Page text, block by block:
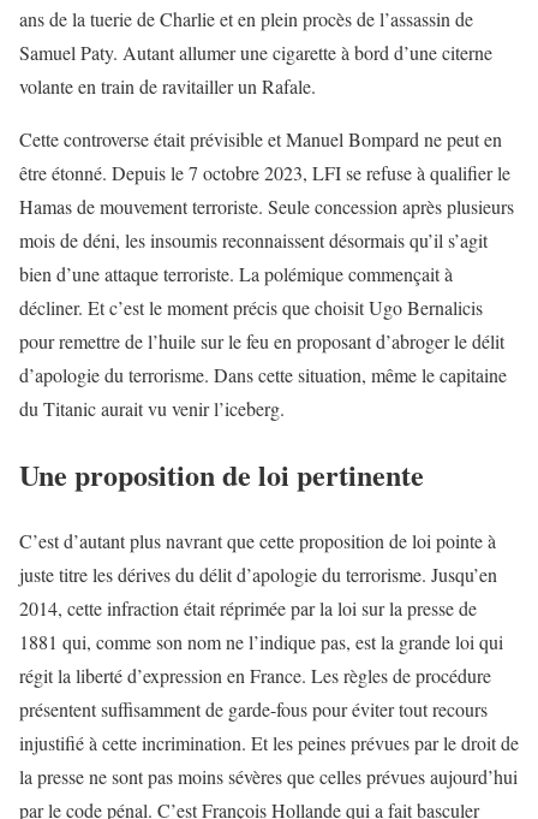
ans de la tuerie de Charlie et en plein procès de l’assassin de
Samuel Paty. Autant allumer une cigarette à bord d’une citerne
volante en train de ravitailler un Rafale.
Cette controverse était prévisible et Manuel Bompard ne peut en
être étonné. Depuis le 7 octobre 2023, LFI se refuse à qualifier le
Hamas de mouvement terroriste. Seule concession après plusieurs
mois de déni, les insoumis reconnaissent désormais qu’il s’agit
bien d’une attaque terroriste. La polémique commençait à
décliner. Et c’est le moment précis que choisit Ugo Bernalicis
pour remettre de l’huile sur le feu en proposant d’abroger le délit
d’apologie du terrorisme. Dans cette situation, même le capitaine
du Titanic aurait vu venir l’iceberg.
Une proposition de loi pertinente
C’est d’autant plus navrant que cette proposition de loi pointe à
juste titre les dérives du délit d’apologie du terrorisme. Jusqu’en
2014, cette infraction était réprimée par la loi sur la presse de
1881 qui, comme son nom ne l’indique pas, est la grande loi qui
régit la liberté d’expression en France. Les règles de procédure
présentent suffisamment de garde-fous pour éviter tout recours
injustifié à cette incrimination. Et les peines prévues par le droit de
la presse ne sont pas moins sévères que celles prévues aujourd’hui
par le code pénal. C’est François Hollande qui a fait basculer